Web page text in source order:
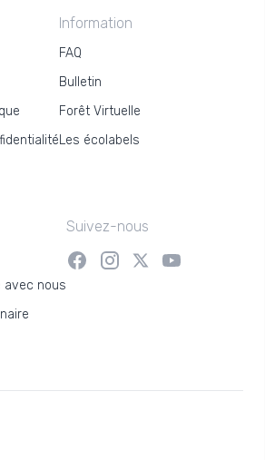
Information
FAQ
Bulletin
Forêt Virtuelle
Les écolabels
avec nous
Suivez-nous